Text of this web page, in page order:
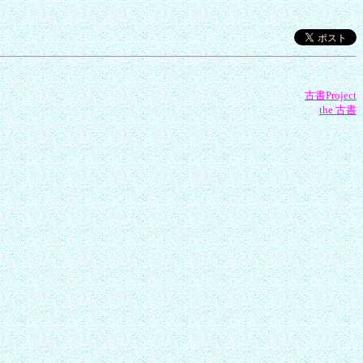
古書Project
the 古書